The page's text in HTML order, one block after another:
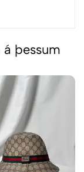
þessum